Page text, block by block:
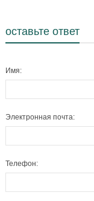
оставьте ответ
Имя:
Электронная почта:
Телефон: